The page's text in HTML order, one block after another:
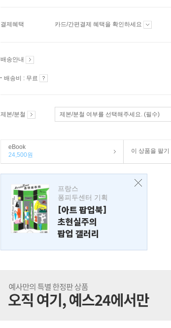
결제혜택 카드/간편결제 혜택을 확인하세요
배송안내
배송비 : 무료
제본/분철 제본/분철 여부를 선택해주세요. (필수)
eBook
24,500원
이 상품을 팔기
프랑스
퐁피두센터 기획
[아트 팝업북]
초현실주의
팝업 갤러리